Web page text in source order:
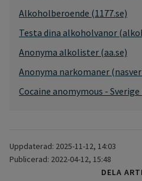
Alkoholberoende (1177.se)
Testa dina alkoholvanor
Anonyma alkolister (aa.se)
Anonyma narkomaner
Cocaine anomymous - Sverige
Uppdaterad: 2025-11-12, 14:03
Publicerad: 2022-04-12, 15:48
DELA